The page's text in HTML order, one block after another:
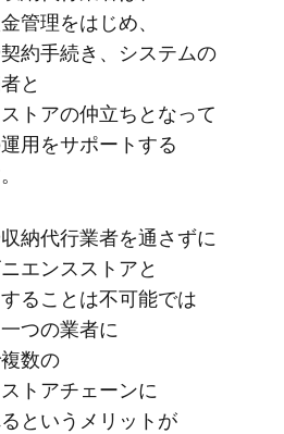
管理を​はじめ、​
約手続き、​システムの​
と​
トアの​仲立ちと​なって​
用を​サポートする​
納代行業者を​通さずに​
エンスストアと​
る​ことは​不可能では​
つの​業者に​
数の​
トアチェーンに​
と​いう​メリットが​